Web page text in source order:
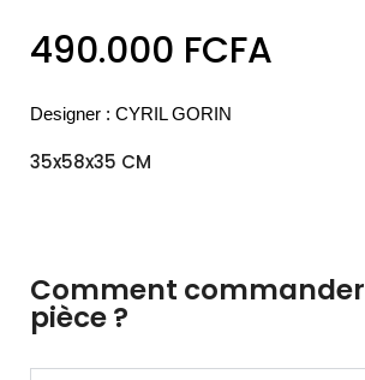
490.000 FCFA
Designer : CYRIL GORIN
35x58x35 CM
Comment
pièce ?